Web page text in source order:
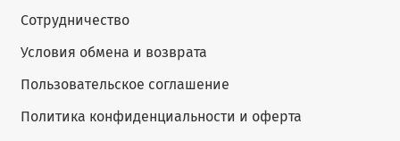
Сотрудничество
Условия обмена и возврата
Пользовательское соглашение
Политика конфиденциальности и оферта